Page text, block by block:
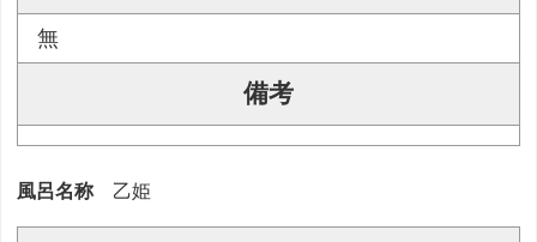
無
備考
風呂名称 乙姫